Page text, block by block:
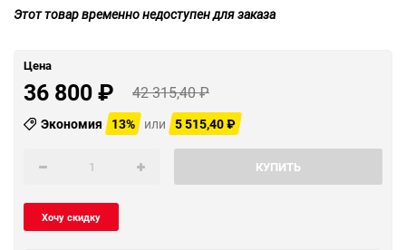
Этот товар временно недоступен для заказа
Цена
36 800₽ 42 315,40₽
Экономия 13% или 5 515,40₽
КУПИТЬ